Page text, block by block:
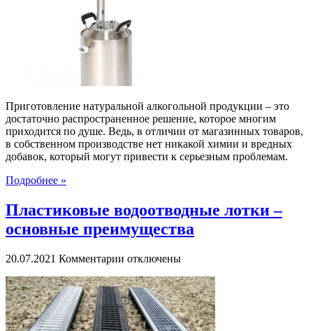
у
надежного
поставщика
Приготовление натуральной алкогольной продукции – это
достаточно распространенное решение, которое многим
приходится по душе. Ведь, в отличии от магазинных товаров,
в собственном производстве нет никакой химии и вредных
добавок, который могут привести к серьезным проблемам.
Подробнее »
Пластиковые водоотводные лотки –
основные преимущества
20.07.2021 Комментарии к
Пластиковые
водоотводные
лотки
–
отключены